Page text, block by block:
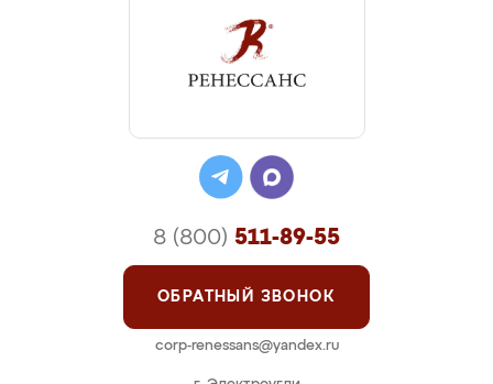
8 (800) 511-89-55
ОБРАТНЫЙ ЗВОНОК
corp-renessans@yandex.ru